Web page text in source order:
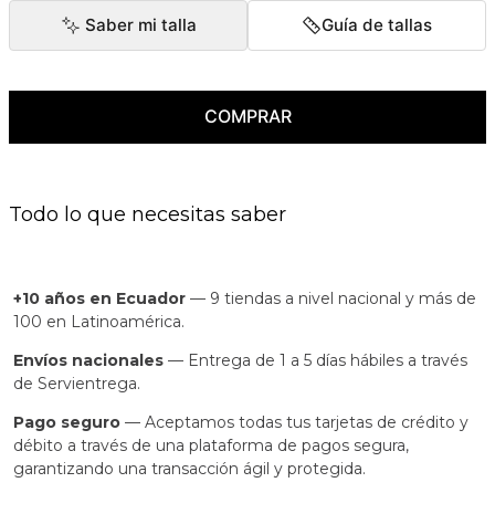
Saber mi talla Guía de tallas
COMPRAR
Todo lo que necesitas saber
+10 años en Ecuador — 9 tiendas a nivel nacional y más de
100 en Latinoamérica.
Envíos nacionales — Entrega de 1 a 5 días hábiles a través
de Servientrega.
Pago seguro — Aceptamos todas tus tarjetas de crédito y
débito a través de una plataforma de pagos segura,
garantizando una transacción ágil y protegida.